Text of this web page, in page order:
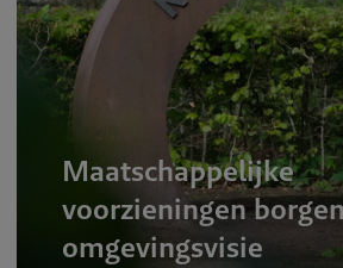
Maatschappelijke
voorzieningen
omgevingsvisie